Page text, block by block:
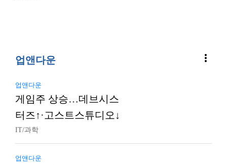
업앤다운 more_vert
업앤다운
게임주 상승…데브시스
터즈↑·고스트스튜디오↓
IT/과학
업앤다운